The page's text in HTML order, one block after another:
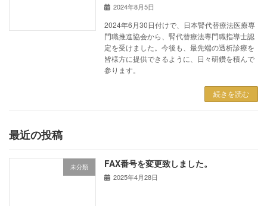
2024年8月5日
2024年6月30日付けで、日本腎代替療法医療専
門職推進協会から、腎代替療法専門職指導士認
定を受けました。今後も、最先端の透析診療を
皆様方に提供できるように、日々研鑽を積んで
参ります。
続きを読む
最近の投稿
未分類 FAX番号を変更致しました。
2025年4月28日